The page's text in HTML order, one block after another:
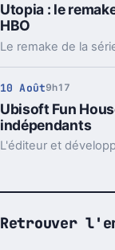
Utopia : le
HBO
10 Août9h17
Ubisoft Fun
indépendants
Retrouver